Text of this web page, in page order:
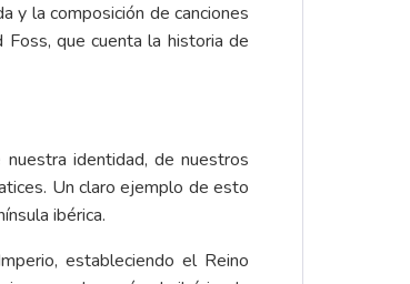
y la composición de canciones
Foss, que cuenta la historia de
identidad, de nuestros
Un claro ejemplo de esto
ibérica.
estableciendo el Reino